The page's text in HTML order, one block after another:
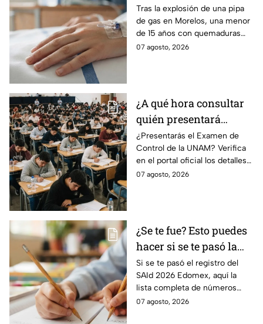
a Texas de adolescente
herida en explosión de
una pipa de gas en
Morelos
Tras la explosión de una pipa
de gas en Morelos, una menor
de 15 años con quemaduras
graves será trasladada a
07 agosto, 2026
¿A qué hora consultar
quién presentará
examen de control?
¿Presentarás el Examen de
Control de la UNAM? Verifica
en el portal oficial los detalles
de tu cita y los puntajes
07 agosto, 2026
¿Se te fue? Esto puedes
hacer si se te pasó la
fecha de preinscripción
SAID Edomex 2026
Si se te pasó el registro del
SAId 2026 Edomex, aquí la
lista completa de números
telefónicos y correos de
07 agosto, 2026